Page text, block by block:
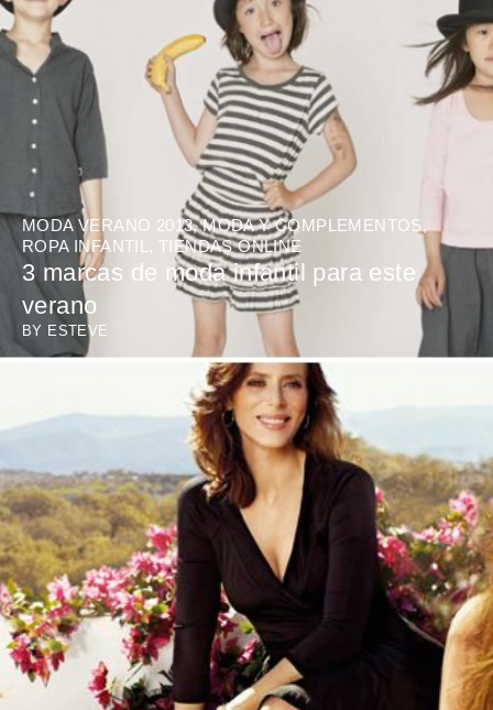
MODA VERANO 2013,MODA Y COMPLEMENTOS,
ROPA INFANTIL , TIENDAS ONLINE
3 marcas de moda infantil para este
verano
BY ESTEVE